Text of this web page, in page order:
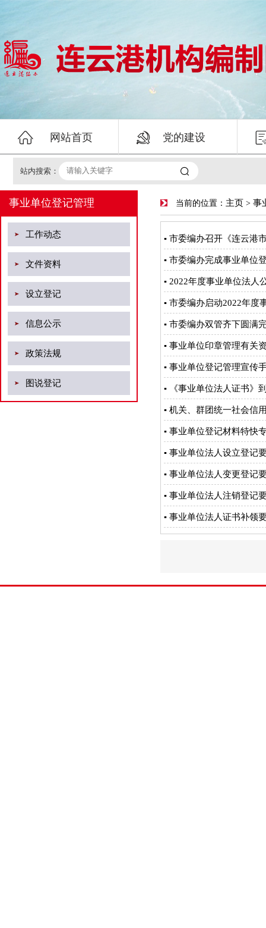
 网站首页  党的建设
站内搜索： 
事业单位登记管理
工作动态
文件资料
设立登记
信息公示
政策法规
图说登记
当前的位置： 主页 > 事
▪ 市委编办召开《连云港
▪ 市委编办完成事业单位
▪ 2022年度事业单位法人
▪ 市委编办启动2022年度
▪ 市委编办双管齐下圆满
▪ 事业单位印章管理有关
▪ 事业单位登记管理宣传
▪ 《事业单位法人证书》
▪ 机关、群团统一社会信
▪ 事业单位登记材料特快
▪ 事业单位法人设立登记
▪ 事业单位法人变更登记
▪ 事业单位法人注销登记
▪ 事业单位法人证书补领